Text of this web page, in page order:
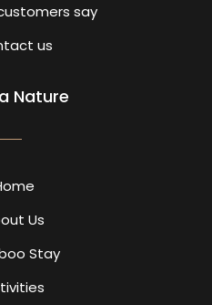
say
us
Nature
Us
Stay